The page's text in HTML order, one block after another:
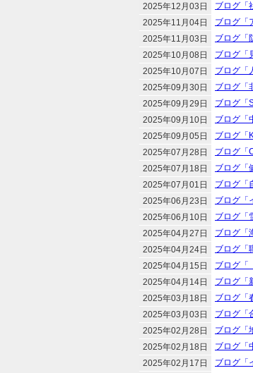
2025年12月03日
ブログ「
2025年11月04日
ブログ「
2025年11月03日
ブログ「
2025年10月08日
ブログ「
2025年10月07日
ブログ「
2025年09月30日
ブログ「
2025年09月29日
ブログ「
2025年09月10日
ブログ「
2025年09月05日
ブログ「
2025年07月28日
ブログ「
2025年07月18日
ブログ「
2025年07月01日
ブログ「
2025年06月23日
ブログ「
2025年06月10日
ブログ「
2025年04月27日
ブログ「
2025年04月24日
ブログ「
2025年04月15日
ブログ「
2025年04月14日
ブログ「
2025年03月18日
ブログ「
2025年03月03日
ブログ「
2025年02月28日
ブログ「
2025年02月18日
ブログ「
2025年02月17日
ブログ「